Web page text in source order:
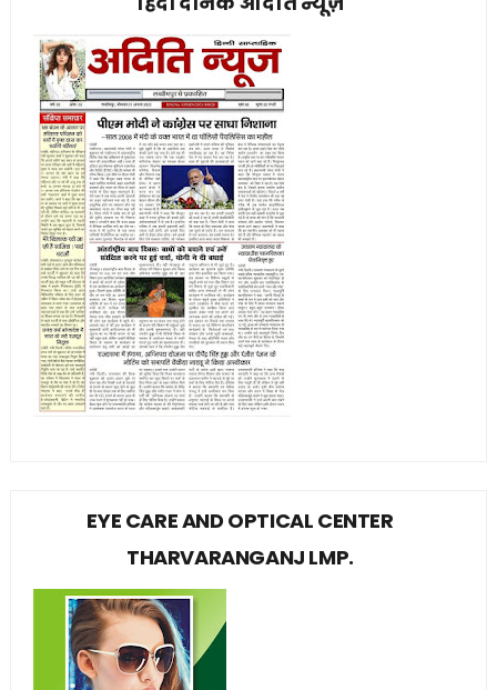
EYE CARE AND OPTICAL CENTER
THARVARANGANJ LMP.